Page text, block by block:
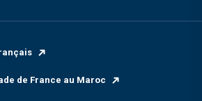
de France au Maroc